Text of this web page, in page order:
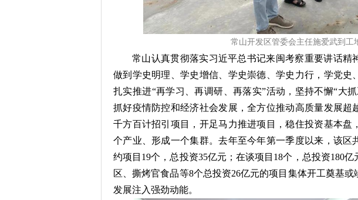
常山开发区管委会主任施爱武到工
常山认真贯彻落实习近平总书记来闽考察重要讲话精
做到学史明理、学史增信、学史崇德、学史力行，学党史
扎实推进“再学习、再调研、再落实”活动，坚持不懈“大
抓好疫情防控和经济社会发展，全方位推动高质量发展超
千方百计招引项目，开足马力推进项目，稳住投资基本盘
个产业、形成一个集群。去年至今年第一季度以来，该区
约项目19个，总投资35亿元；在谈项目18个，总投资180
区、撕烤官食品等8个总投资26亿元的项目集体开工奠基
发展注入强劲动能。